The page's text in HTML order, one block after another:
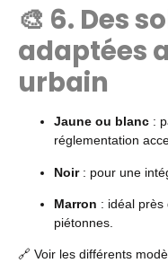
🎨 6. Des
adaptées
urbain
Jaune ou blanc :
réglementation
Noir: pour une
Marron : idéal près
piétonnes.
🔗 Voir les différents